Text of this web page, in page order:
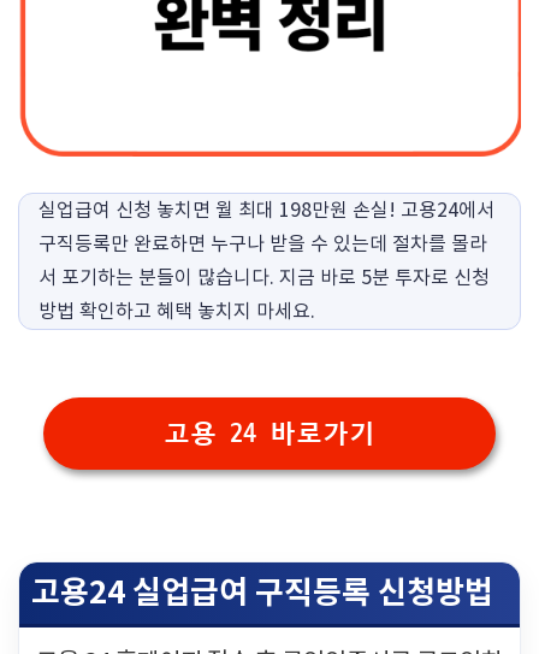
실업급여 신청 놓치면 월 최대 198만원 손실! 고용24에서
구직등록만 완료하면 누구나 받을 수 있는데 절차를 몰라
서 포기하는 분들이 많습니다. 지금 바로 5분 투자로 신청
방법 확인하고 혜택 놓치지 마세요.
고용 24 바로가기
고용24 실업급여 구직등록 신청방법